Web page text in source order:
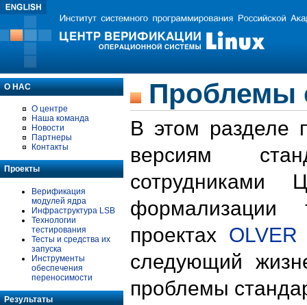
О НАС
О центре
Наша команда
Новости
Партнеры
Контакты
Проекты
Верификация
модулей ядра
Инфраструктура LSB
Технологии
тестирования
Тесты и средства их
запуска
Инструменты
обеспечения
переносимости
Результаты
Проблемы
В этом разделе
версиям
формализации
проектах OLVER
следующий
проблемы